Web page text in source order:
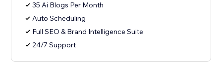
35 Ai Blogs Per Month
Auto Scheduling
Full SEO & Brand Intelligence Suite
24/7 Support